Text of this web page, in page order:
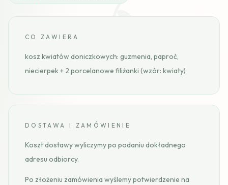
CO ZAWIERA
kosz kwiatów doniczkowych: guzmenia, paproć,
niecierpek + 2 porcelanowe filiżanki (wzór: kwiaty)
DOSTAWA I ZAMÓWIENIE
Koszt dostawy wyliczymy po podaniu dokładnego
adresu odbiorcy.
Po złożeniu zamówienia wyślemy potwierdzenie na